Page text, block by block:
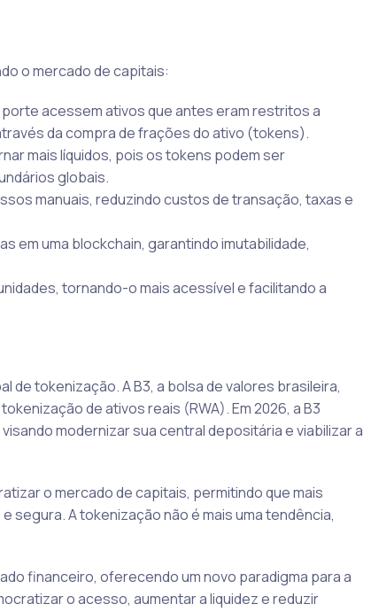
o mercado de capitais:
acessem ativos que antes eram restritos a
da compra de frações do ativo (tokens).
mais líquidos, pois os tokens podem ser
globais.
manuais, reduzindo custos de transação, taxas e
em uma blockchain, garantindo imutabilidade,
tornando-o mais acessível e facilitando a
de tokenização. A B3, a bolsa de valores brasileira,
de ativos reais (RWA). Em 2026, a B3
modernizar sua central depositária e viabilizar a
o mercado de capitais, permitindo que mais
A tokenização não é mais uma tendência,
financeiro, oferecendo um novo paradigma para a
o acesso, aumentar a liquidez e reduzir